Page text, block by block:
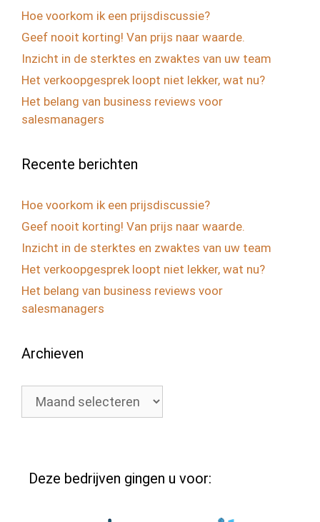
Hoe voorkom ik een prijsdiscussie?
Geef nooit korting! Van prijs naar waarde.
Inzicht in de sterktes en zwaktes van uw team
Het verkoopgesprek loopt niet lekker, wat nu?
Het belang van business reviews voor
salesmanagers
Recente berichten
Hoe voorkom ik een prijsdiscussie?
Geef nooit korting! Van prijs naar waarde.
Inzicht in de sterktes en zwaktes van uw team
Het verkoopgesprek loopt niet lekker, wat nu?
Het belang van business reviews voor
salesmanagers
Archieven
Archieven
Deze bedrijven gingen u voor: